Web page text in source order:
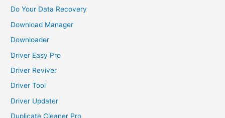
Do Your Data Recovery
Download Manager
Downloader
Driver Easy Pro
Driver Reviver
Driver Tool
Driver Updater
Duplicate Cleaner Pro